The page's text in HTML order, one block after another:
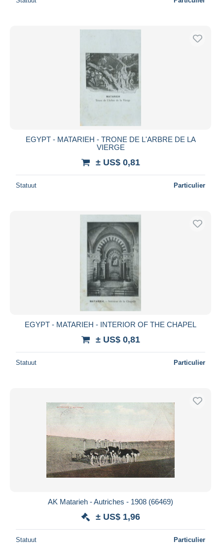
EGYPT - MATARIEH - TRONE DE L'ARBRE DE LA
VIERGE
± US$ 0,81
Statuut Particulier
EGYPT - MATARIEH - INTERIOR OF THE CHAPEL
± US$ 0,81
Statuut Particulier
AK Matarieh - Autriches - 1908 (66469)
± US$ 1,96
Statuut Particulier